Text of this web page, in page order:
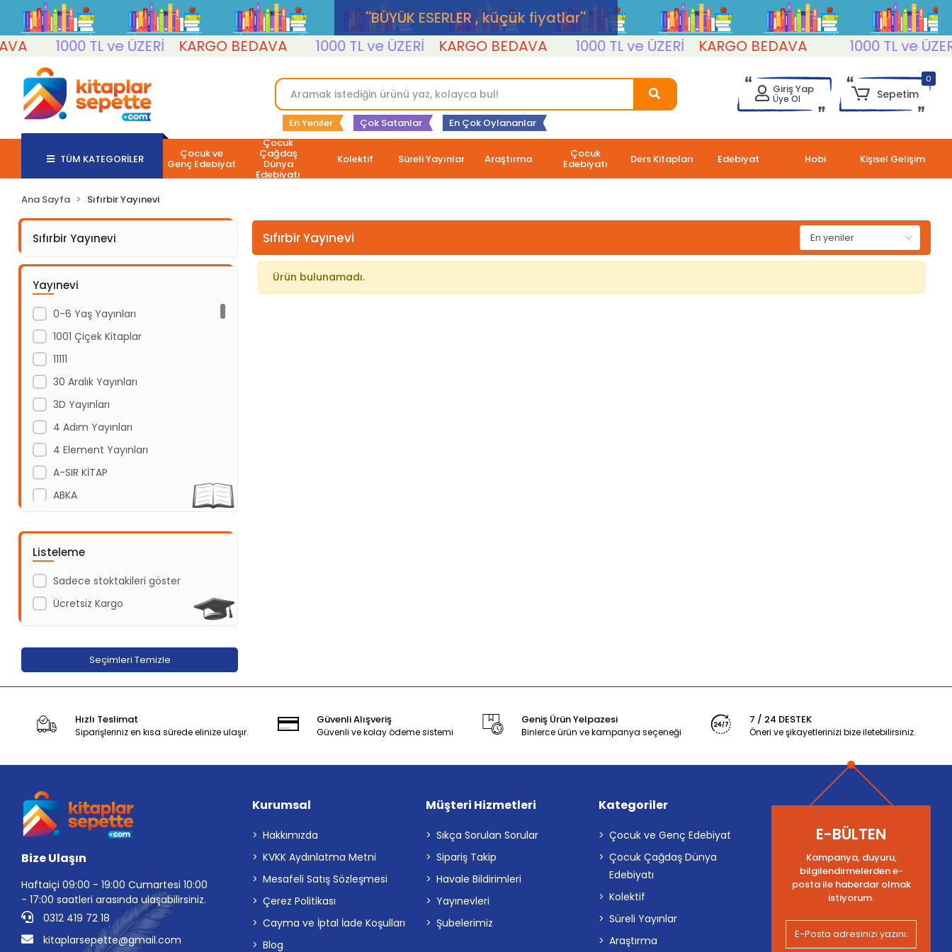
''BÜYÜK ESERLER , küçük fiyatlar''
1000 TL ve ÜZERİ KARGO BEDAVA 1000 TL ve ÜZERİ KARGO BEDAVA 1000 TL ve ÜZERİ KARGO BEDAVA 1000 TL ve ÜZERİ
En Yeniler Çok Satanlar En Çok Oylananlar
Giriş Yap
Üye Ol
0
Sepetim
TÜM KATEGORİLER Çocuk ve
Genç Edebiyat
Çocuk
Çağdaş
Dünya
Edebiyatı
Kolektif Süreli Yayınlar Araştırma Çocuk
Edebiyatı Ders Kitapları Edebiyat Hobi Kişisel Gelişim
Ana Sayfa Sıfırbir Yayınevi
Sıfırbir Yayınevi
Yayınevi
0-6 Yaş Yayınları
1001 Çiçek Kitaplar
11111
30 Aralık Yayınları
3D Yayınları
4 Adım Yayınları
4 Element Yayınları
A-SIR KİTAP
ABKA
Acil Yayınları
Açı Yayınları
ADAKÜLTÜR
Adeda Yayınları
Aden Yayıncılık
Agapi Yayınları
Aile Yayınları
AKABE HEDİYELİK
Akademi Çocuk
Akademi Çocuk - Funny Mat
Akademi Denizi Yayınları
Akaşa Yayınları
Akçağ Yayınları
Akil Yayınevi
Listeleme
Sadece stoktakileri göster
Ücretsiz Kargo
Seçimleri Temizle
Sıfırbir Yayınevi
Ürün bulunamadı.
Hızlı Teslimat
Siparişleriniz en kısa sürede elinize ulaşır.
Güvenli Alışveriş
Güvenli ve kolay ödeme sistemi
Geniş Ürün Yelpazesi
Binlerce ürün ve kampanya seçeneği
7 / 24 DESTEK
Öneri ve şikayetlerinizi bize iletebilirsiniz.
Bize Ulaşın
Haftaiçi 09:00 - 19:00 Cumartesi 10:00
- 17:00 saatleri arasında ulaşabilirsiniz.
0312 419 72 18
kitaplarsepette@gmail.com
Kurumsal
Hakkımızda
KVKK Aydınlatma Metni
Mesafeli Satış Sözleşmesi
Çerez Politikası
Cayma ve İptal İade Koşulları
Blog
Müşteri Hizmetleri
Sıkça Sorulan Sorular
Sipariş Takip
Havale Bildirimleri
Yayınevleri
Şubelerimiz
Kategoriler
Çocuk ve Genç Edebiyat
Çocuk Çağdaş Dünya
Edebiyatı
Kolektif
Süreli Yayınlar
Araştırma
E-BÜLTEN
Kampanya, duyuru,
bilgilendirmelerden e-
posta ile haberdar olmak
istiyorum.